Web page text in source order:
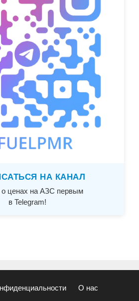
НА КАНАЛ
о ценах на АЗС первым
в Telegram!
О нас